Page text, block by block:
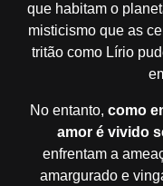
que habitam o
misticismo que as
tritão como Lírio
No entanto, como
amor é vivido
enfrentam a
amargurado e